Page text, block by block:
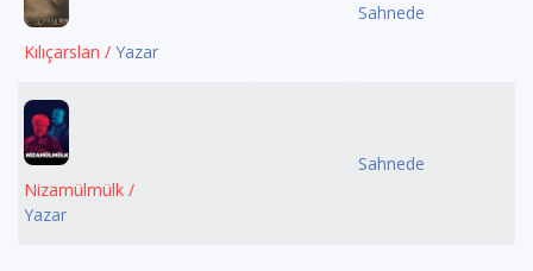
Kılıçarslan / Yazar
Sahnede
Nizamülmülk /
Yazar
Sahnede